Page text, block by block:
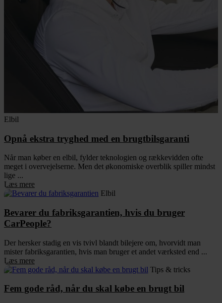
Elbil
Opnå ekstra tryghed med en brugtbilsgaranti
Når man køber en elbil, fylder teknologien og rækkevidden ofte
meget i overvejelserne. Men det økonomiske overblik spiller mindst
lige ...
Læs mere
Elbil
Bevarer du fabriksgarantien, hvis du bruger
CarPeople?
Der hersker stadig en vis tvivl blandt bilejere om, hvorvidt man
mister fabriksgarantien, hvis man bruger et andet værksted end ...
Læs mere
Tips & tricks
Fem gode råd, når du skal købe en brugt bil